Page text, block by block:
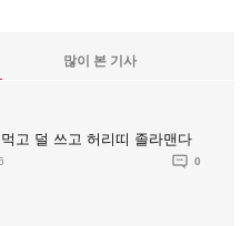
많이 본 기사
고 덜 쓰고 허리띠 졸라맨다
0